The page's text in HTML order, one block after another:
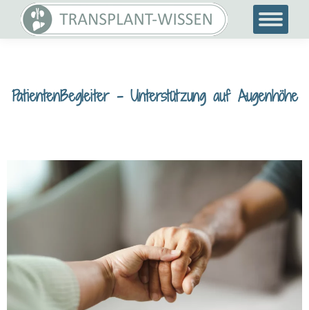
PatientenBegleiter – Unterstützung auf Augenhöhe